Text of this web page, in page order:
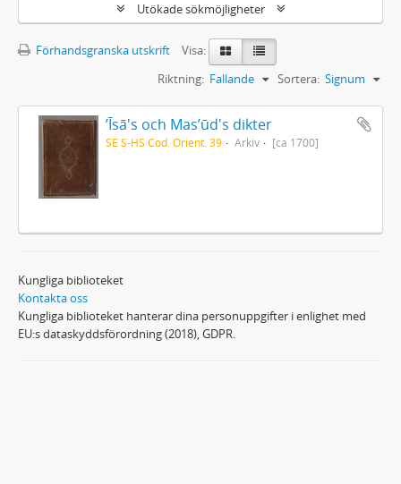
Utökade sökmöjligheter
Förhandsgranska utskrift
Visa:
Sortera: Signum
Riktning: Fallande
ʼĪsā's och Masʼūd's dikter
SE S-HS Cod. Orient. 39 Arkiv [ca 1700]
Kungliga biblioteket
Kontakta oss
Kungliga biblioteket hanterar dina personuppgifter i enlighet med
EU:s dataskyddsförordning (2018), GDPR.